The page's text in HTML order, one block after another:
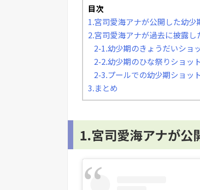
目次
1.宮司愛海アナが公開した幼少
2.宮司愛海アナが過去に披露し
2-1.幼少期のきょうだいショ
2-2.幼少期のひな祭りショッ
2-3.プールでの幼少期ショッ
3.まとめ
1.宮司愛海アナが公